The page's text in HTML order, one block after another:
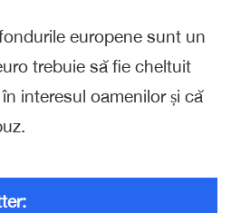
europene sunt un
trebuie să fie cheltuit
interesul oamenilor și că